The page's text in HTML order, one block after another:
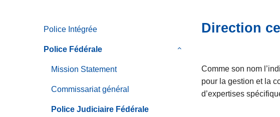
Police Intégrée
Police Fédérale
le
Mission Statement
Commissariat général
Police Judiciaire Fédérale
Direction
Comme son nom
pour la gestion et la
d’expertises